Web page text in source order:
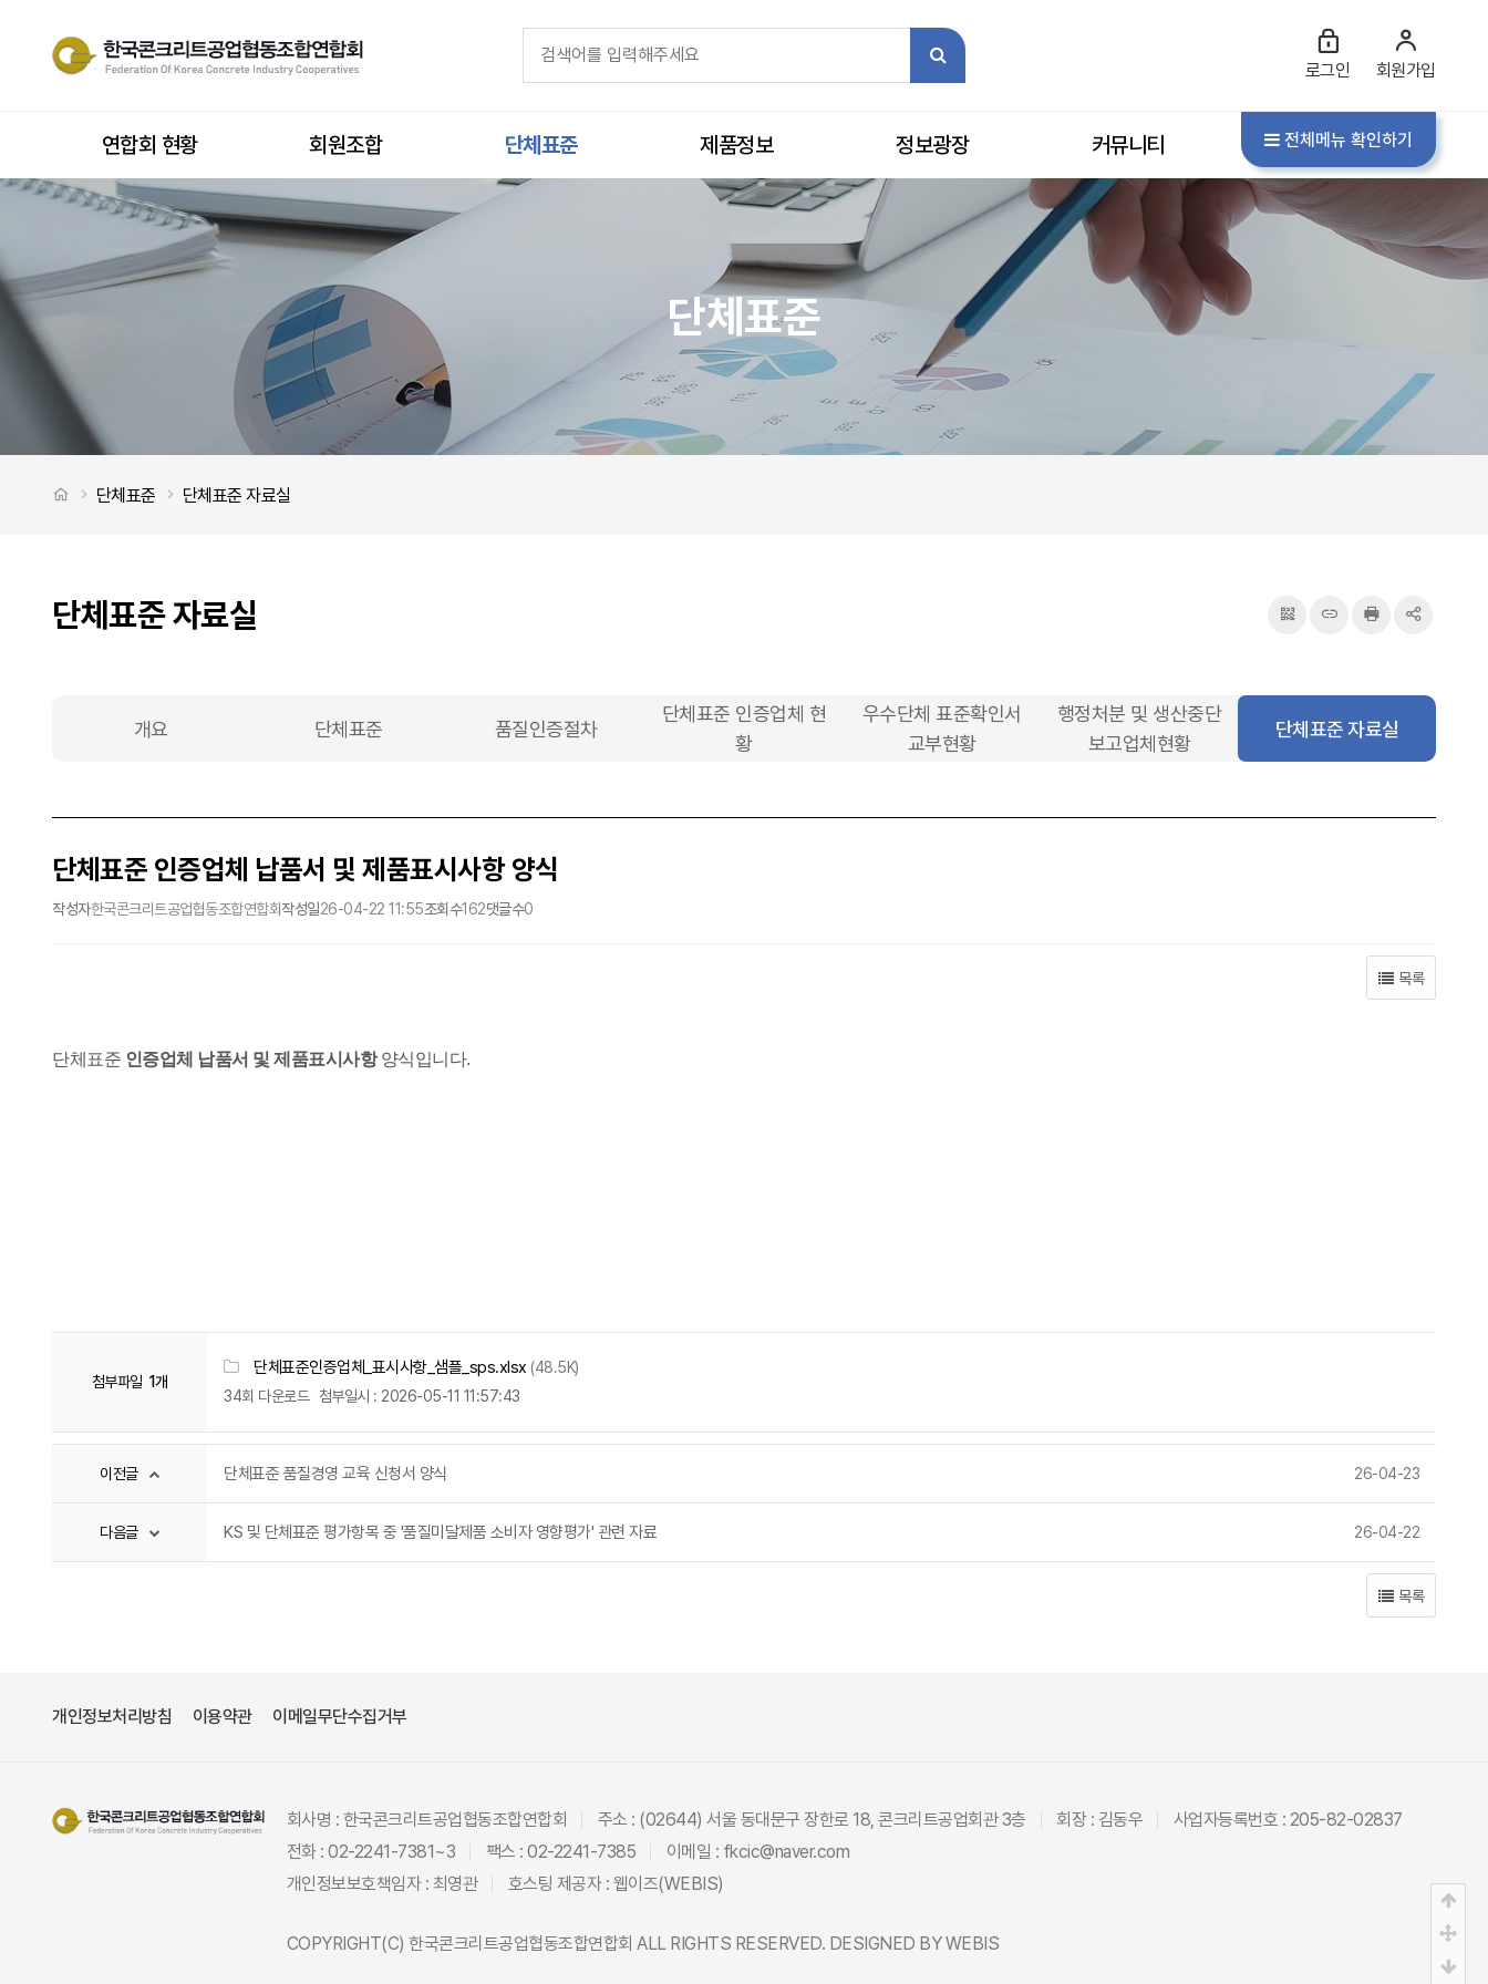
검색
로그인 회원가입
연합회 현황 회원조합 단체표준 제품정보 정보광장 커뮤니티 전체메뉴 확인하기
단체표준
처음으로
단체표준 단체표준 자료실
단체표준 자료실 QRcode주소복사프린터공유
개요 단체표준 품질인증절차
단체표준 인증업체 현
황
우수단체 표준확인서
교부현황
행정처분 및 생산중단
보고업체현황
단체표준 자료실
단체표준 인증업체 납품서 및 제품표시사항 양식
작성자한국콘크리트공업협동조합연합회작성일26-04-22 11:55조회수162댓글수0
목록
단체표준 인증업체 납품서 및 제품표시사항양식입니다.
첨부파일 1개
단체표준인증업체_표시사항_샘플_sps.xlsx (48.5K)
34회 다운로드
첨부일시 : 2026-05-11 11:57:43
이전글 단체표준 품질경영 교육 신청서 양식 26-04-23
다음글 KS 및 단체표준 평가항목 중 '품질미달제품 소비자 영향평가' 관련 자료 26-04-22
목록
개인정보처리방침 이용약관 이메일무단수집거부
회사명 : 한국콘크리트공업협동조합연합회 주소 : (02644) 서울 동대문구 장한로 18, 콘크리트공업회관 3층 회장 : 김동우
사업자등록번호 : 205-82-02837
전화 : 02-2241-7381~3
팩스 : 02-2241-7385
이메일 : fkcic@naver.com
개인정보보호책임자 : 최영관
호스팅 제공자 : 웹이즈(WEBIS)
COPYRIGHT(C)한국콘크리트공업협동조합연합회 ALL RIGHTS RESERVED. DESIGNED BYWEBIS
상
중
하